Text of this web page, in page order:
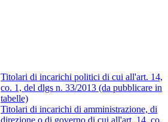
Titolari di incarichi politici di cui all'art. 14,
co. 1, del dlgs n. 33/2013 (da pubblicare in
tabelle)
Titolari di incarichi di amministrazione, di